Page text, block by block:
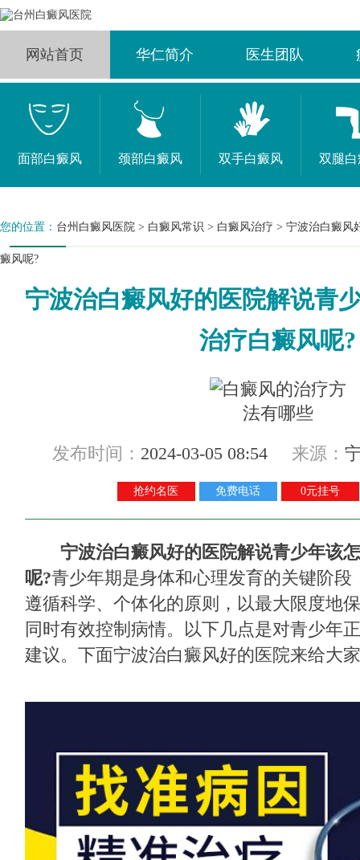
网站首页 华仁简介 医生团队
面部白癜风 颈部白癜风 双手白癜风 双腿
您的位置： 台州白癜风医院 > 白癜风常识 > 白癜风治疗 > 宁波治白癜风
癜风呢?
宁波治白癜风好的医院解说青
治疗白癜风呢?
发布时间： 2024-03-05 08:54 来源：
抢约名医 免费电话 0元挂号
宁波治白癜风好的医院解说青少年该
呢?青少年期是身体和心理发育的关键阶段
遵循科学、个体化的原则，以最大限度地
同时有效控制病情。以下几点是对青少年
建议。下面宁波治白癜风好的医院来给大